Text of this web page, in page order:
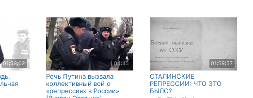
01:59:02 04:45
Речь Путина вызвала
коллективный вой о
«репрессиях в России»
01:59:57
СТАЛИНСКИЕ
РЕПРЕССИИ: ЧТО ЭТО
БЫЛО?